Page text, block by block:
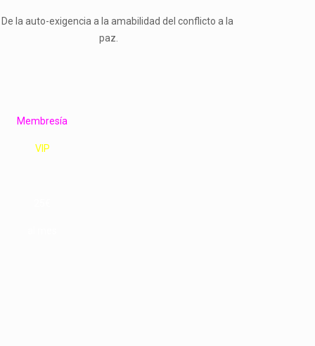
la auto-exigencia a la amabilidad del conflicto a la
paz.
Membresía
VIP